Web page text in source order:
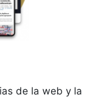
de la web y la